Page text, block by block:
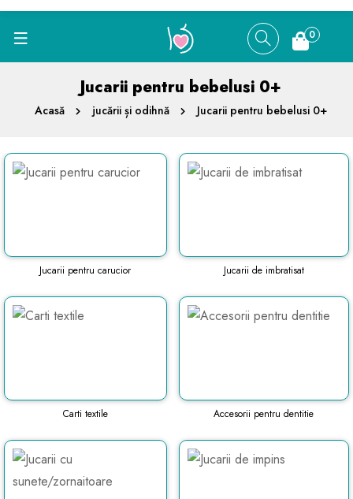
0
Jucarii pentru bebelusi 0+
Acasă jucării și odihnă Jucarii pentru bebelusi 0+
Jucarii pentru carucior Jucarii de imbratisat
Carti textile Accesorii pentru dentitie